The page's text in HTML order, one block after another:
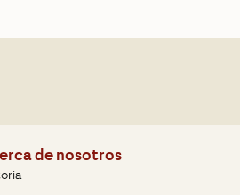
de nosotros